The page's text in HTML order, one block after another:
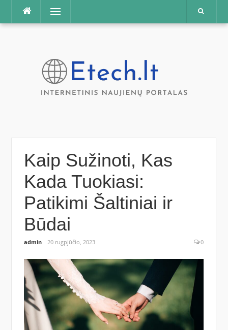
Praleisti
Meniu
Kaip Sužinoti, Kas
Kada Tuokiasi:
Patikimi Šaltiniai ir
Būdai
admin 20 rugpjūčio, 2023 0